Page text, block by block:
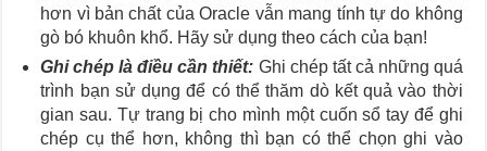
hơn vì bản chất của Oracle vẫn mang tính tự do không
gò bó khuôn khổ. Hãy sử dụng theo cách của bạn!
Ghi chép là điều cần thiết: Ghi chép tất cả những quá
trình bạn sử dụng để có thể thăm dò kết quả vào thời
gian sau. Tự trang bị cho mình một cuốn sổ tay để ghi
chép cụ thể hơn, không thì bạn có thể chọn ghi vào